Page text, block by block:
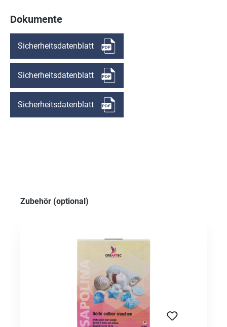
Dokumente
Sicherheitsdatenblatt
Sicherheitsdatenblatt
Sicherheitsdatenblatt
Produktgalerie überspringen
Zubehör (optional)